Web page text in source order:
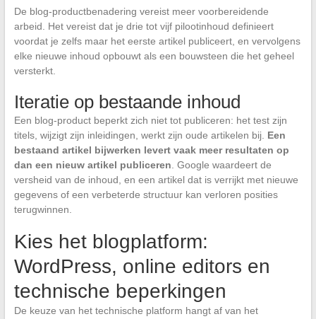
De blog-productbenadering vereist meer voorbereidende
arbeid. Het vereist dat je drie tot vijf pilootinhoud definieert
voordat je zelfs maar het eerste artikel publiceert, en vervolgens
elke nieuwe inhoud opbouwt als een bouwsteen die het geheel
versterkt.
Iteratie op bestaande inhoud
Een blog-product beperkt zich niet tot publiceren: het test zijn
titels, wijzigt zijn inleidingen, werkt zijn oude artikelen bij. Een
bestaand artikel bijwerken levert vaak meer resultaten op
dan een nieuw artikel publiceren. Google waardeert de
versheid van de inhoud, en een artikel dat is verrijkt met nieuwe
gegevens of een verbeterde structuur kan verloren posities
terugwinnen.
Kies het blogplatform:
WordPress, online editors en
technische beperkingen
De keuze van het technische platform hangt af van het